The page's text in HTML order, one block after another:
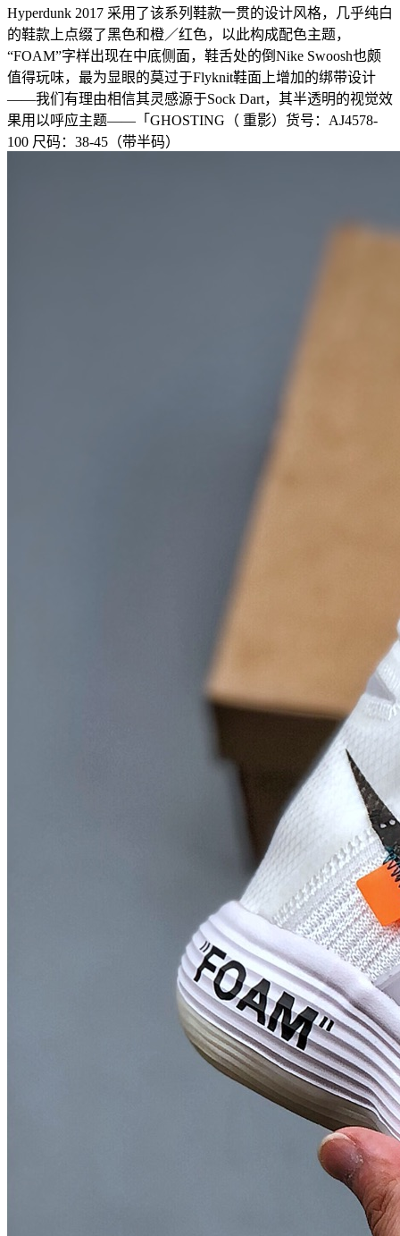
Hyperdunk 2017 采用了该系列鞋款一贯的设计风格，几乎纯白
的鞋款上点缀了黑色和橙／红色，以此构成配色主题，
“FOAM”字样出现在中底侧面，鞋舌处的倒Nike Swoosh也颇
值得玩味，最为显眼的莫过于Flyknit鞋面上增加的绑带设计
——我们有理由相信其灵感源于Sock Dart，其半透明的视觉效
果用以呼应主题——「GHOSTING（ 重影）货号：AJ4578-
100 尺码：38-45（带半码）